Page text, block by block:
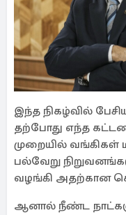
இந்த நிகழ்வில்
தற்போது எந்த
முறையில் வங்கிகள்
பல்வேறு
வழங்கி அதற்கான
ஆனால் நீண்ட